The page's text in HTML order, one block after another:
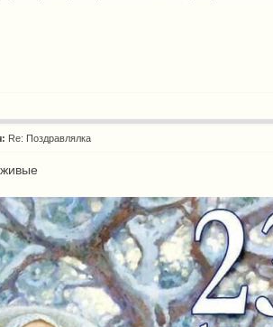
Re: Поздравлялка